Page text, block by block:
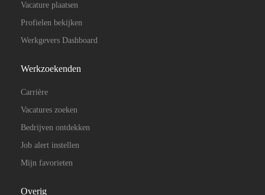
Vacature plaatsen
Profielen bekijken
Werkgevers Dashboard
Werkzoekenden
Carrière
Vacatures zoeken
Bedrijven ontdekken
Job alert instellen
Mijn favorieten
Overig